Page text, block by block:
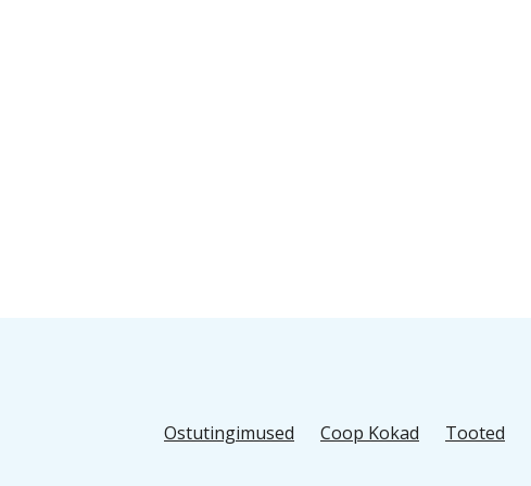
Ostutingimused Coop Kokad Tooted